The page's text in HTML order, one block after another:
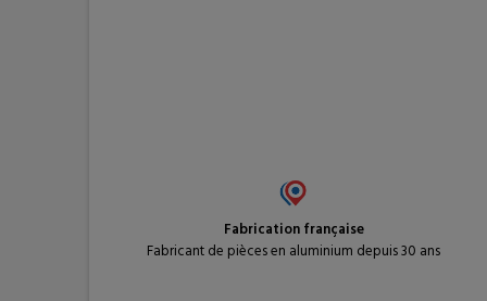
Fabrication française
Fabricant de pièces en aluminium depuis 30 ans